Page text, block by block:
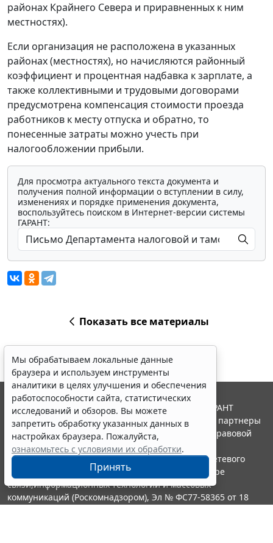
районах Крайнего Севера и приравненных к ним
местностях).
Если организация не расположена в указанных
районах (местностях), но начисляются районный
коэффициент и процентная надбавка к зарплате, а
также коллективными и трудовыми договорами
предусмотрена компенсация стоимости проезда
работников к месту отпуска и обратно, то
понесенные затраты можно учесть при
налогообложении прибыли.
Для просмотра актуального текста документа и
получения полной информации о вступлении в силу,
изменениях и порядке применения документа,
воспользуйтесь поиском в Интернет-версии системы
ГАРАНТ:
Показать все материалы
Мы обрабатываем локальные данные
браузера и используем инструменты
аналитики в целях улучшения и обеспечения
работоспособности сайта, статистических
исследований и обзоров. Вы можете
запретить обработку указанных данных в
настройках браузера. Пожалуйста,
ознакомьтесь с условиями их обработки.
Принять
© ООО "НПП "ГАРАНТ-СЕРВИС", 2026. Система ГАРАНТ
выпускается с 1990 года. Компания "Гарант" и ее партнеры
являются участниками Российской ассоциации правовой
информации ГАРАНТ.
Портал ГАРАНТ.РУ зарегистрирован в качестве сетевого
издания Федеральной службой по надзору в сфере
связи,информационных технологий и массовых
коммуникаций (Роскомнадзором), Эл № ФС77-58365 от 18